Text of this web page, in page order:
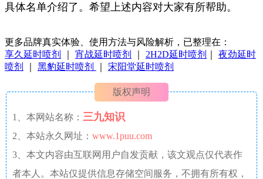
具体名单介绍了。希望上述内容对大家有所帮助。
更多品牌真实体验、使用方法与风险解析，已整理在：
享久延时喷剂
宵战延时喷剂 2H2D延时喷剂
夜劲延时
喷剂
黑豹延时喷剂 宋阳堂延时喷剂
版权声明
1、本网站名称： 三九知识
2、本站永久网址： www.1puu.com
3、本文内容由互联网用户自发贡献，该文观点仅代表作
者本人。本站仅提供信息存储空间服务，不拥有所有权，